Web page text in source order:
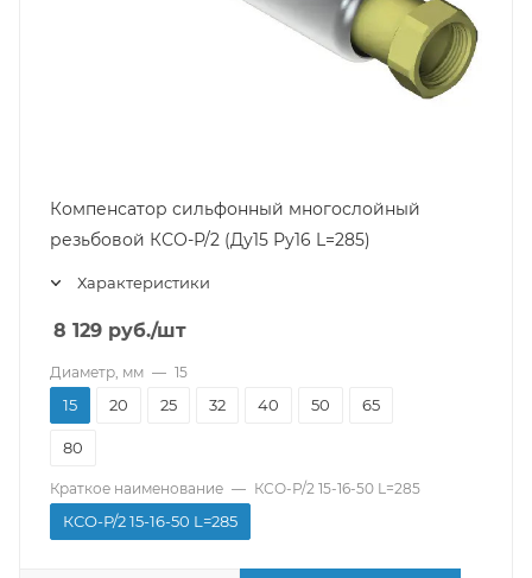
Компенсатор сильфонный многослойный
резьбовой КСО-Р/2 (Ду15 Ру16 L=285)
Характеристики
8 129 руб./шт
Диаметр, мм — 15
15 20 25 32 40 50 65
80
Краткое наименование — КСО-Р/2 15-16-50 L=285
КСО-Р/2 15-16-50 L=285